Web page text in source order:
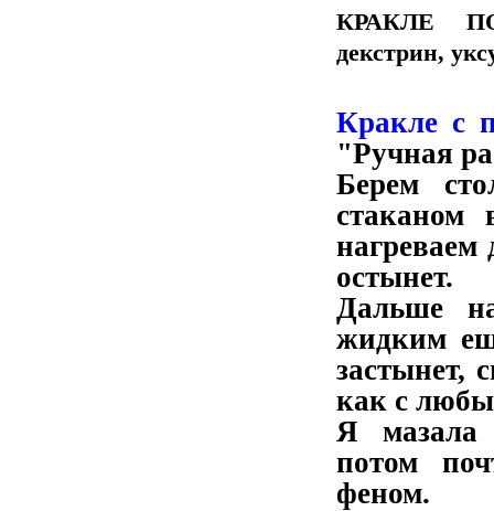
КРАКЛЕ
декстрин,
Кракле с
"Ручная
Берем
стаканом
нагреваем
остынет.
Дальше
жидким
застынет,
как с
Я мазала
потом
феном.